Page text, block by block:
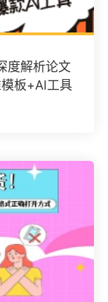
度解析论文
板+AI工具